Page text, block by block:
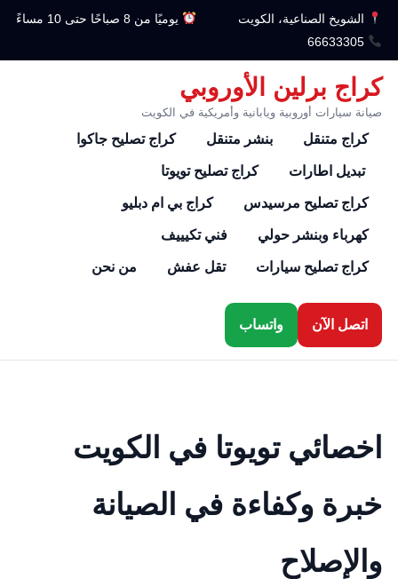
الشويخ الصناعية، الكويت
يوميًا من 8 صباحًا حتى 10 مساءً
66633305
كراج برلين الأوروبي
صيانة سيارات أوروبية ويابانية وأمريكية في الكويت
كراج متنقل بنشر متنقل كراج تصليح جاكوا
تبديل اطارات كراج تصليح تويوتا
كراج تصليح مرسيدس كراج بي ام دبليو
كهرباء وبنشر حولي فني تكيييف
كراج تصليح سيارات تقل عفش من نحن
اتصل الآن واتساب
اخصائي تويوتا في الكويت
خبرة وكفاءة في الصيانة
والإصلاح